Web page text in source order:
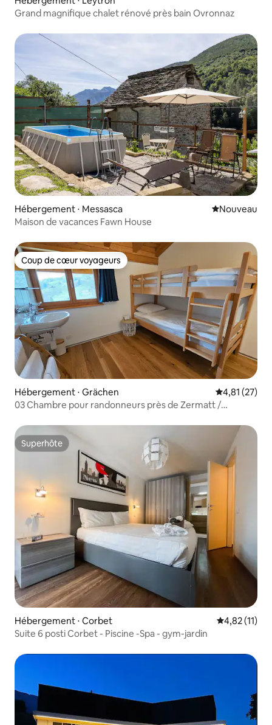
Grand magnifique chalet rénové près bain Ovronnaz
Hébergement ⋅ Messasca Nouvel
Nouveau
Maison de vacances Fawn House
Coup de cœur voyageurs
Coup de cœur voyageurs
Hébergement ⋅ Grächen Évaluation
4,81 (27)
03 Chambre pour randonneurs près de Zermatt /
Superhôte
Superhôte
Hébergement ⋅ Corbet Évaluation
4,82 (11)
Suite 6 posti Corbet - Piscine -Spa - gym-jardin